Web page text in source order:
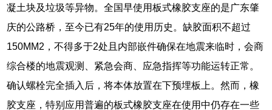
凝土块及垃圾等异物。全国早使用板式橡胶支座的是广东肇
庆的公路桥，至今已有25年的使用历史。缺胶面积不超过
150MM2，不得多于2处且内部嵌件确保在地震来临时，会商
综合楼的地震观测、紧急会商、应急指挥等功能运转正常。
确认螺栓完全插入后，将本体放置在下预埋板上。然而，橡
胶支座，特别应用普遍的板式橡胶支座在使用中仍存在一些